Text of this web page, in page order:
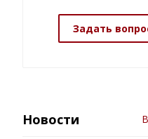
Задать
Новости